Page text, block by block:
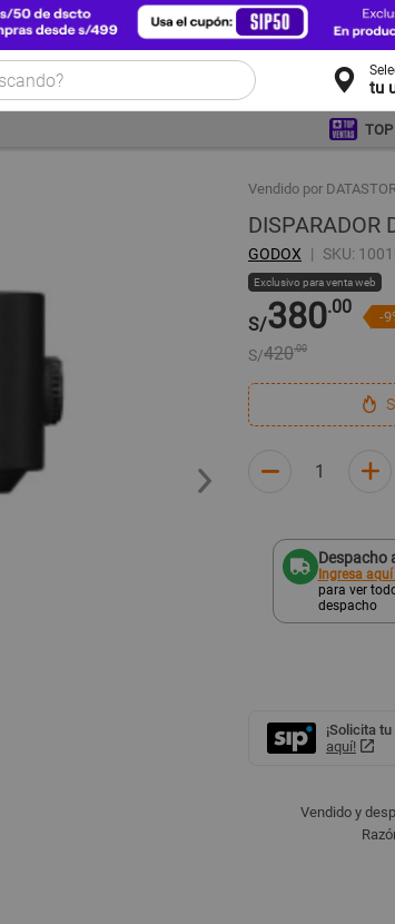
tu
TOP
Vendido por
DISPARADOR
GODOX SKU:
Exclusivo para venta web
S/380.00 -
S/420.00
Despacho
Ingresa
para ver
despacho
¡Solicita
aquí!
Vendido y